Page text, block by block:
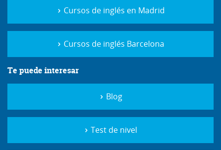
Cursos de inglés en Madrid
Cursos de inglés Barcelona
Te puede interesar
Blog
Test de nivel